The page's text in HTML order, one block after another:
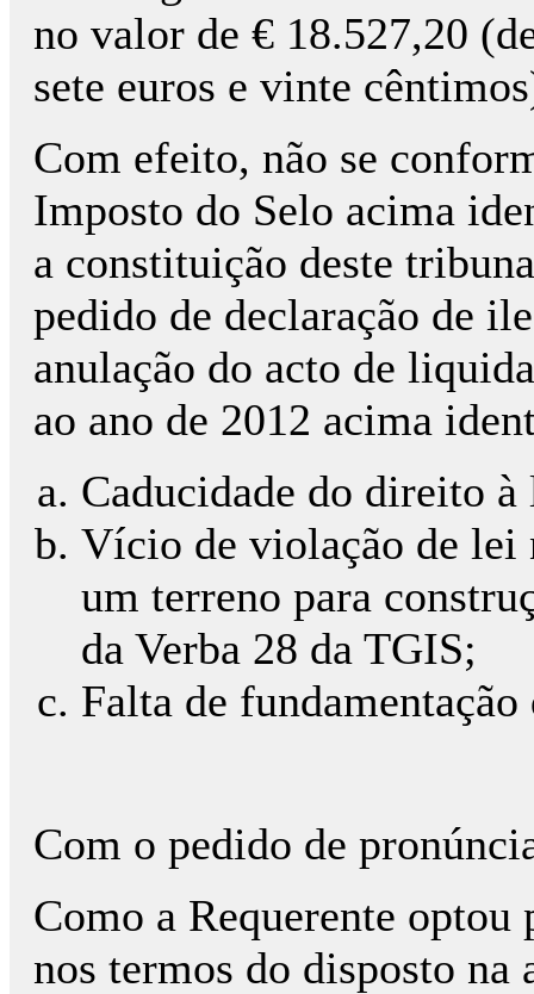
no valor de € 18.527,20
sete euros e vinte
Com efeito, não se
Imposto do Selo acima
a constituição deste
pedido de declaração de
anulação do acto de
ao ano de 2012 acima
Caducidade do direito
Vício de violação de lei
um terreno para
da Verba 28 da TGIS;
Falta de
Com o pedido de
Como a Requerente optou
nos termos do disposto na